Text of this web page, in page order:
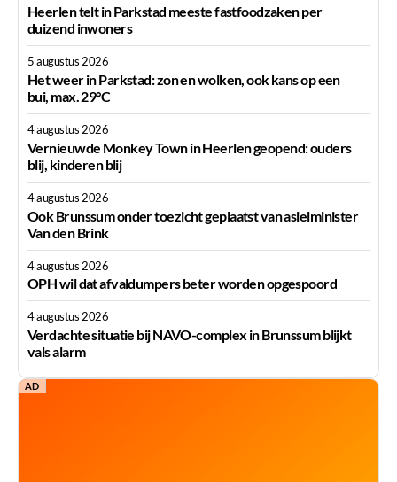
Heerlen telt in Parkstad meeste fastfoodzaken per
duizend inwoners
5 augustus 2026
Het weer in Parkstad: zon en wolken, ook kans op een
bui, max. 29°C
4 augustus 2026
Vernieuwde Monkey Town in Heerlen geopend: ouders
blij, kinderen blij
4 augustus 2026
Ook Brunssum onder toezicht geplaatst van asielminister
Van den Brink
4 augustus 2026
OPH wil dat afvaldumpers beter worden opgespoord
4 augustus 2026
Verdachte situatie bij NAVO-complex in Brunssum blijkt
vals alarm
AD